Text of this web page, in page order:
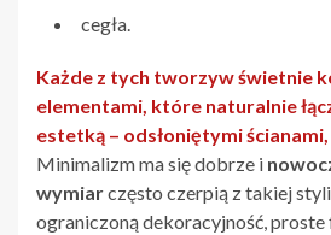
cegła.
Każde z tych tworzyw świetnie
elementami, które naturalnie
estetką – odsłoniętymi
Minimalizm ma się dobrze i
wymiarczęsto czerpią z takiej
ograniczoną dekoracyjność,